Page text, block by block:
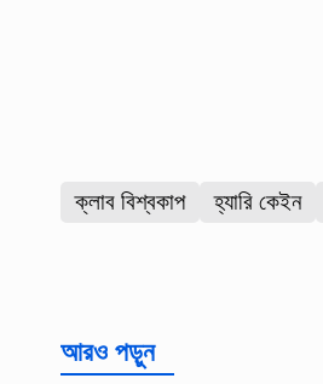
ক্লাব বিশ্বকাপ হ্যারি কেইন
আরও পড়ুন